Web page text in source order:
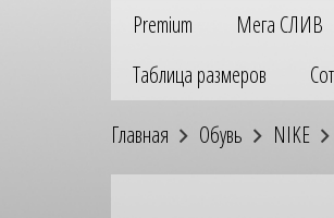
Premium Мега СЛИВ
Таблица размеров
Главная Обувь NIKE